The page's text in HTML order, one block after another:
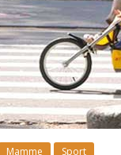
Mamme Sport